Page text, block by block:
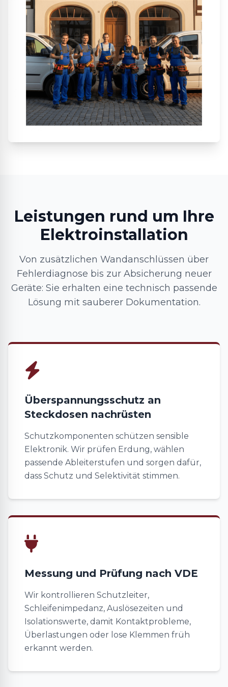
Leistungen rund um Ihre
Elektroinstallation
Von zusätzlichen Wandanschlüssen über
Fehlerdiagnose bis zur Absicherung neuer
Geräte: Sie erhalten eine technisch passende
Lösung mit sauberer Dokumentation.
Überspannungsschutz an
Steckdosen nachrüsten
Schutzkomponenten schützen sensible
Elektronik. Wir prüfen Erdung, wählen
passende Ableiterstufen und sorgen dafür,
dass Schutz und Selektivität stimmen.
Messung und Prüfung nach VDE
Wir kontrollieren Schutzleiter,
Schleifenimpedanz, Auslösezeiten und
Isolationswerte, damit Kontaktprobleme,
Überlastungen oder lose Klemmen früh
erkannt werden.